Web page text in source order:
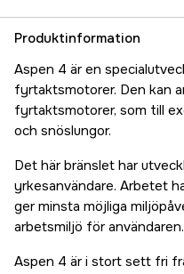
Produktinformation
Aspen 4 är en
fyrtaktsmotorer. Den kan
fyrtaktsmotorer, som till
och snöslungor.
Det här bränslet har
yrkesanvändare. Arbetet
ger minsta möjliga
arbetsmiljö för användaren.
Aspen 4 är i stort sett fri